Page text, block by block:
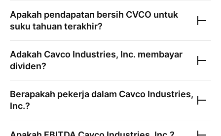
Apakah pendapatan bersih CVCO untuk
suku tahuan terakhir?
Adakah Cavco Industries, Inc. membayar
dividen?
Berapakah pekerja dalam Cavco Industries,
Inc.?